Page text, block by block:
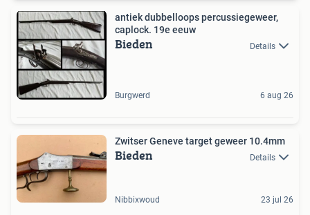
antiek dubbelloops percussiegeweer,
caplock. 19e eeuw
Bieden Details
Burgwerd 6 aug 26
Zwitser Geneve target geweer 10.4mm
Bieden Details
Nibbixwoud 23 jul 26